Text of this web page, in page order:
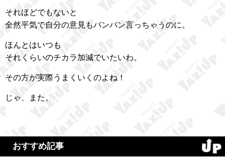
それほどでもないと
全然平気で自分の意見もバンバン言っちゃうのに。
ほんとはいつも
それくらいのチカラ加減でいたいわ。
その方が実際うまくいくのよね！
じゃ、また。
おすすめ記事